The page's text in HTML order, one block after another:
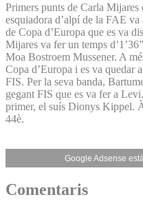
Primers punts de Carla
esquiadora d’alpí de la FAE
de Copa d’Europa que es va
Mijares va fer un temps
Moa Bostroem Mussener. A
Copa d’Europa i es va quedar
FIS. Per la seva banda,
gegant FIS que es va fer a
primer, el suís Dionys Kippel.
44è.
Google Adsense
Comentaris